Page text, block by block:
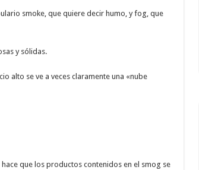
smoke, que quiere decir humo, y fog, que
y sólidas.
alto se ve a veces claramente una «nube
que los productos contenidos en el smog se